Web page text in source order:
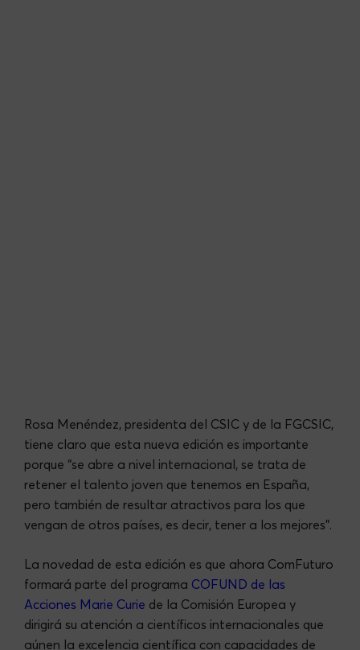
Rosa Menéndez, presidenta del CSIC y de la FGCSIC,
tiene claro que esta nueva edición es importante
porque “se abre a nivel internacional, se trata de
retener el talento joven que tenemos en España,
pero también de resultar atractivos para los que
vengan de otros países, es decir, tener a los mejores”.
La novedad de esta edición es que ahora ComFuturo
formará parte del programa COFUND de las
Acciones Marie Curie de la Comisión Europea y
dirigirá su atención a científicos internacionales que
aúnen la excelencia científica con capacidades de